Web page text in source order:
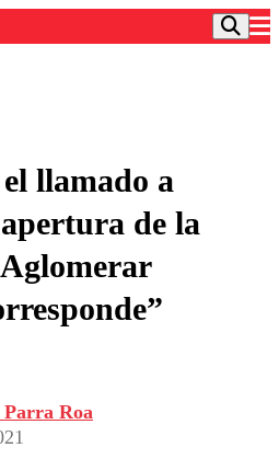
TV
Católica
llamado a
de la
Roa